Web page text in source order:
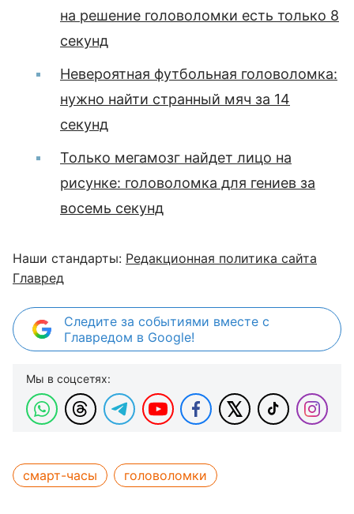
на решение головоломки есть только 8
секунд
Невероятная футбольная головоломка:
нужно найти странный мяч за 14
секунд
Только мегамозг найдет лицо на
рисунке: головоломка для гениев за
восемь секунд
Наши стандарты: Редакционная политика сайта
Главред
Следите за событиями вместе с
Главредом в Google!
Мы в соцсетях:
смарт-часы головоломки